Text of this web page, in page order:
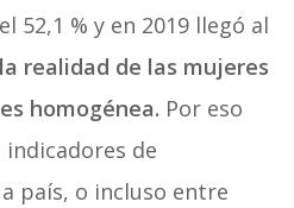
52,1 % y en 2019 llegó al
la realidad de las mujeres
homogénea. Por eso
de
país, o incluso entre